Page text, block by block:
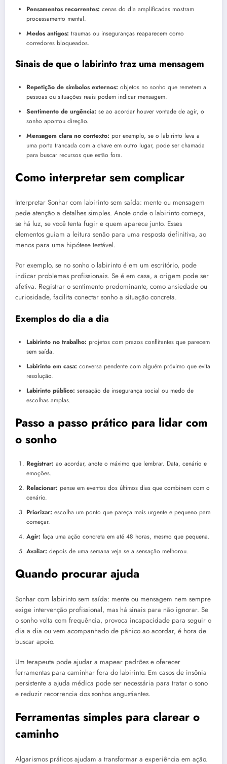
Pensamentos recorrentes: cenas do dia amplificadas mostram
processamento mental.
Medos antigos: traumas ou inseguranças reaparecem como
corredores bloqueados.
Sinais de que o labirinto traz uma mensagem
Repetição de símbolos externos: objetos no sonho que remetem a
pessoas ou situações reais podem indicar mensagem.
Sentimento de urgência: se ao acordar houver vontade de agir, o
sonho apontou direção.
Mensagem clara no contexto: por exemplo, se o labirinto leva a
uma porta trancada com a chave em outro lugar, pode ser chamada
para buscar recursos que estão fora.
Como interpretar sem complicar
Interpretar Sonhar com labirinto sem saída: mente ou mensagem
pede atenção a detalhes simples. Anote onde o labirinto começa,
se há luz, se você tenta fugir e quem aparece junto. Esses
elementos guiam a leitura senão para uma resposta definitiva, ao
menos para uma hipótese testável.
Por exemplo, se no sonho o labirinto é em um escritório, pode
indicar problemas profissionais. Se é em casa, a origem pode ser
afetiva. Registrar o sentimento predominante, como ansiedade ou
curiosidade, facilita conectar sonho a situação concreta.
Exemplos do dia a dia
Labirinto no trabalho: projetos com prazos conflitantes que parecem
sem saída.
Labirinto em casa: conversa pendente com alguém próximo que evita
resolução.
Labirinto público: sensação de insegurança social ou medo de
escolhas amplas.
Passo a passo prático para lidar com
o sonho
Registrar: ao acordar, anote o máximo que lembrar. Data, cenário e
emoções.
Relacionar: pense em eventos dos últimos dias que combinem com o
cenário.
Priorizar: escolha um ponto que pareça mais urgente e pequeno para
começar.
Agir: faça uma ação concreta em até 48 horas, mesmo que pequena.
Avaliar: depois de uma semana veja se a sensação melhorou.
Quando procurar ajuda
Sonhar com labirinto sem saída: mente ou mensagem nem sempre
exige intervenção profissional, mas há sinais para não ignorar. Se
o sonho volta com frequência, provoca incapacidade para seguir o
dia a dia ou vem acompanhado de pânico ao acordar, é hora de
buscar apoio.
Um terapeuta pode ajudar a mapear padrões e oferecer
ferramentas para caminhar fora do labirinto. Em casos de insônia
persistente a ajuda médica pode ser necessária para tratar o sono
e reduzir recorrencia dos sonhos angustiantes.
Ferramentas simples para clarear o
caminho
Algarismos práticos ajudam a transformar a experiência em ação.